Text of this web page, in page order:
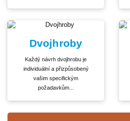
Dvojhroby
Každý návrh dvojhrobu je
individuální a přizpůsobený
vašim specifickým
požadavkům...